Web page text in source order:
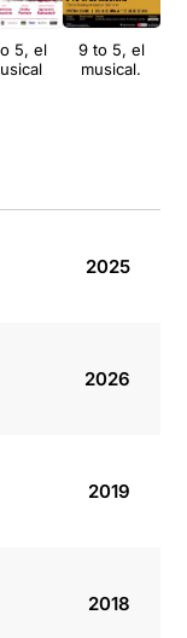
5, el
9 to 5, el
musical.
2025
2026
2019
2018